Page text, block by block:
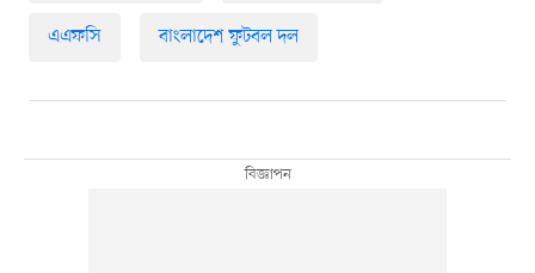
এএফসি বাংলাদেশ ফুটবল দল